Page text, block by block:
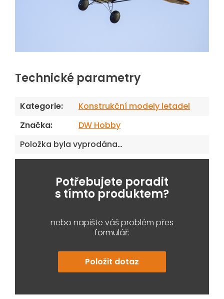
Technické parametry
Kategorie:
Konstrukční modely letadel
Značka:
DW Hobby
Položka byla vyprodána…
Potřebujete poradit
s tímto produktem?
nebo napište váš problém přes
formulář:
Položit dotaz